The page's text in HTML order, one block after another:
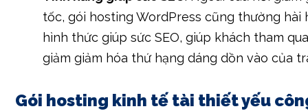
tốc, gói hosting WordPress cũng thường hài
hình thức giúp sức SEO, giúp khách tham
giảm giảm hóa thứ hạng dáng dồn vào của
Gói hosting kinh tế tài thiết yếu